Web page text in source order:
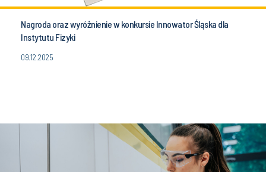
Nagroda oraz wyróżnienie w konkursie Innowator Śląska dla
Instytutu Fizyki
09.12.2025